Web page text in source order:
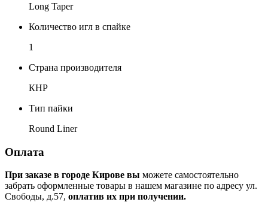
Long Taper
Количество игл в спайке
1
Страна производителя
КНР
Тип пайки
Round Liner
Оплата
При заказе в городе Кирове вы можете самостоятельно
забрать оформленные товары в нашем магазине по адресу ул.
Свободы, д.57, оплатив их при получении.